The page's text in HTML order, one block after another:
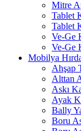
Mitre
Tablet
Tablet
Ve-Ge
Ve-Ge
Mobilya
Ahşap
Alttan
Askı
Ayak
Bally
Boru